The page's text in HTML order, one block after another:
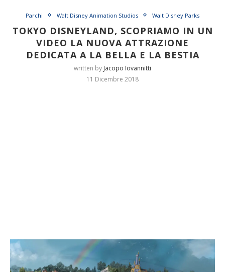
Parchi Walt Disney Animation Studios Walt Disney Parks
TOKYO DISNEYLAND, SCOPRIAMO IN UN
VIDEO LA NUOVA ATTRAZIONE
DEDICATA A LA BELLA E LA BESTIA
written by Jacopo Iovannitti
11 Dicembre 2018